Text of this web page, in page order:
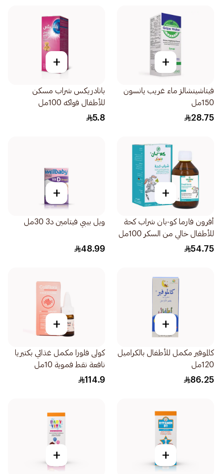
+
فيتاشينشالز ماء غريب يانسون
150مل
28.75
+
بانادريكس شراب مسكن
للأطفال فواكه 100مل
5.8
+
أفرون فارما كو-بان شراب كحة
للأطفال خالي من السكر 100مل
54.75
+
ويل بيبي فيتامين د3 30مل
48.99
+
كالموفير مكمل للأطفال بالكراميل
120مل
86.25
+
كولى فلورا مكمل غذائي بكتيريا
نافعة نقط فموية 10مل
114.9
+
+